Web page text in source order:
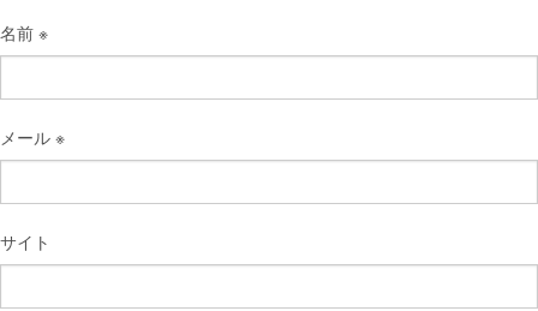
名前 ※
メール ※
サイト